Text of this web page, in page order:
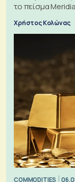
το πείσμα
Χρήστος Κολώνας
COMMODITIES